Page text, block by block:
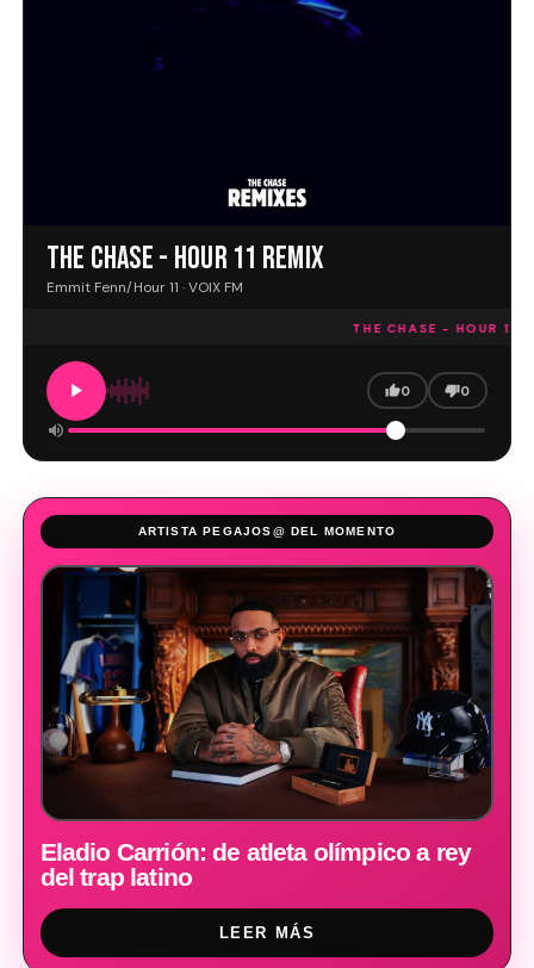
THE CHASE - HOUR 11 REMIX
Emmit Fenn/Hour 11 · VOIX FM
THE CHASE - HOUR 11
0 0
ARTISTA PEGAJOS@ DEL MOMENTO
Eladio Carrión: de atleta olímpico a rey
del trap latino
LEER MÁS